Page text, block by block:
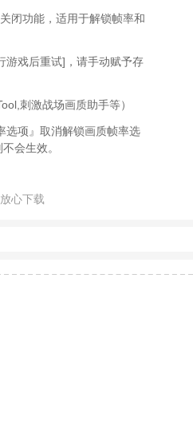
闭功能，适用于解锁帧率和
游戏后重试]，请手动赋予存
刺激战场画质助手等）
选项』取消解锁画质帧率选
会生效。
放心下载